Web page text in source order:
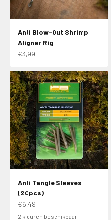
Anti Blow-Out Shrimp
Aligner Rig
Aanbiedingsprijs
€3,99
Anti Tangle Sleeves
(20pcs)
Aanbiedingsprijs
€6,49
2 kleuren beschikbaar